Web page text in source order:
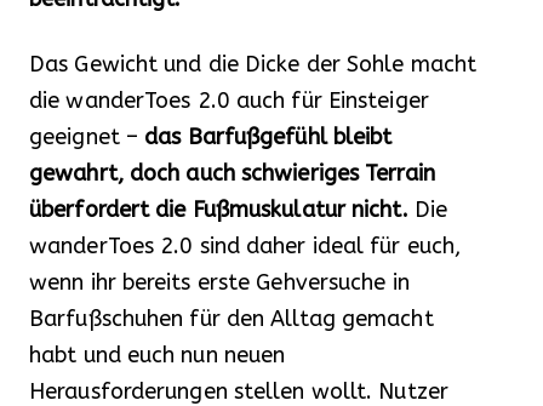
Das Gewicht und die Dicke der Sohle macht
die wanderToes 2.0 auch für Einsteiger
geeignet – das Barfußgefühl bleibt
gewahrt, doch auch schwieriges Terrain
überfordert die Fußmuskulatur nicht. Die
wanderToes 2.0 sind daher ideal für euch,
wenn ihr bereits erste Gehversuche in
Barfußschuhen für den Alltag gemacht
habt und euch nun neuen
Herausforderungen stellen wollt. Nutzer